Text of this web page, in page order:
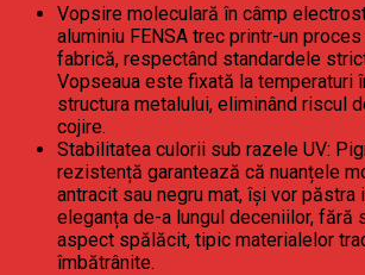
Vopsire moleculară în câmp
aluminiu FENSA trec printr-un
fabrică, respectând standardele
Vopseaua este fixată la temperaturi
structura metalului, eliminând riscul
cojire.
Stabilitatea culorii sub razele UV:
rezistență garantează că nuanțele
antracit sau negru mat, își vor păstra
eleganța de-a lungul deceniilor, fără
aspect spălăcit, tipic materialelor
îmbătrânite.